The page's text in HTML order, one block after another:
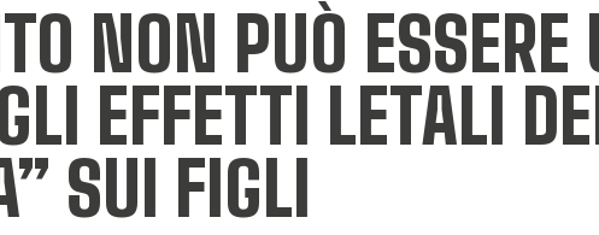
NON PUÒ ESSERE
EFFETTI LETALI
SUI FIGLI